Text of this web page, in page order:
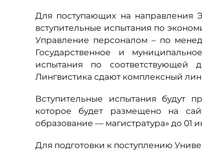
Для поступающих на направления
вступительные испытания по
Управление персоналом – по
Государственное и
испытания по соответствующей
Лингвистика сдают комплексный
Вступительные испытания будут
которое будет размещено на
образование — магистратура» до 01
Для подготовки к поступлению